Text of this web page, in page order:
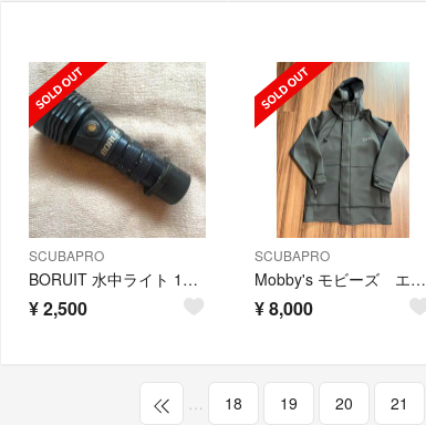
SCUBAPRO
BORUIT 水中ライト 1280ルーメン 水深80m可能 水陸両用
¥2,500
SCUBAPRO
Mobby's モビーズ エアシェルター ボートコート
¥8,000
… 18 19 20 21